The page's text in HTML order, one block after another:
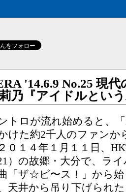
'14.6.9 No.25 現
乃『アイドルとい
トロが流れ始めると、
けた約2千人のファン
０１４年１月１１日、
21）の故郷・大分で、ラ
「ザ☆ピ〜ス！」から
天井から吊り下げられ